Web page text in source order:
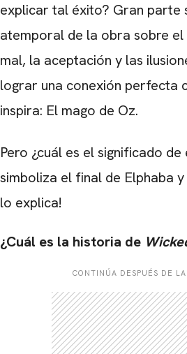
explicar tal éxito? Gran parte
atemporal de la obra sobre
mal, la aceptación y las
lograr una conexión perfecta
inspira: El mago de Oz.
Pero ¿cuál es el significado
simboliza el final de Elphaba
lo explica!
¿Cuál es la historia de
CONTINÚA DESPUÉS DE